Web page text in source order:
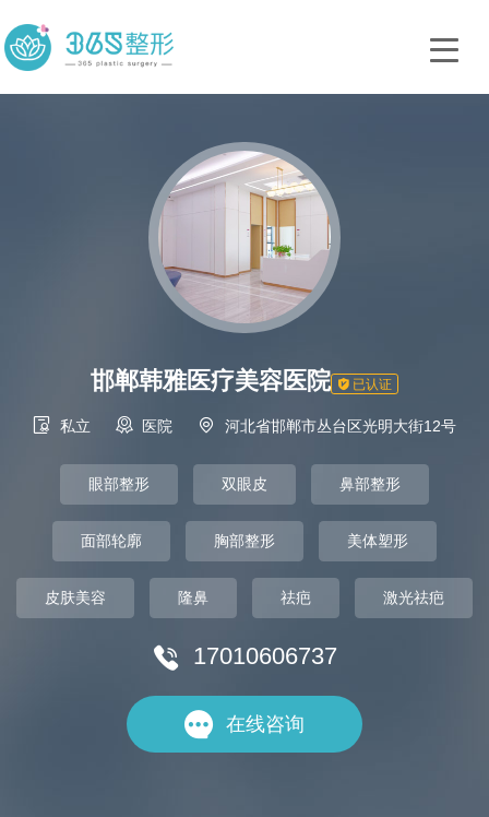
邯郸韩雅医疗美容医院  已认证
 私立  医院  河北省邯郸市丛台区光明大街12号
眼部整形 双眼皮 鼻部整形
面部轮廓 胸部整形 美体塑形
皮肤美容 隆鼻 祛疤 激光祛疤
 17010606737
 在线咨询